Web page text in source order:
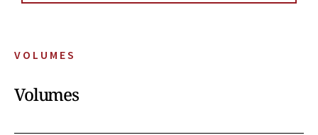
VOLUMES
Volumes